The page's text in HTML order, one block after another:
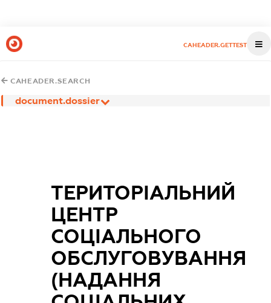
CAHEADER.GETTEST
CAHEADER.SEARCH
document.dossier
ТЕРИТОРІАЛЬНИЙ
ЦЕНТР
СОЦІАЛЬНОГО
ОБСЛУГОВУВАННЯ
(НАДАННЯ